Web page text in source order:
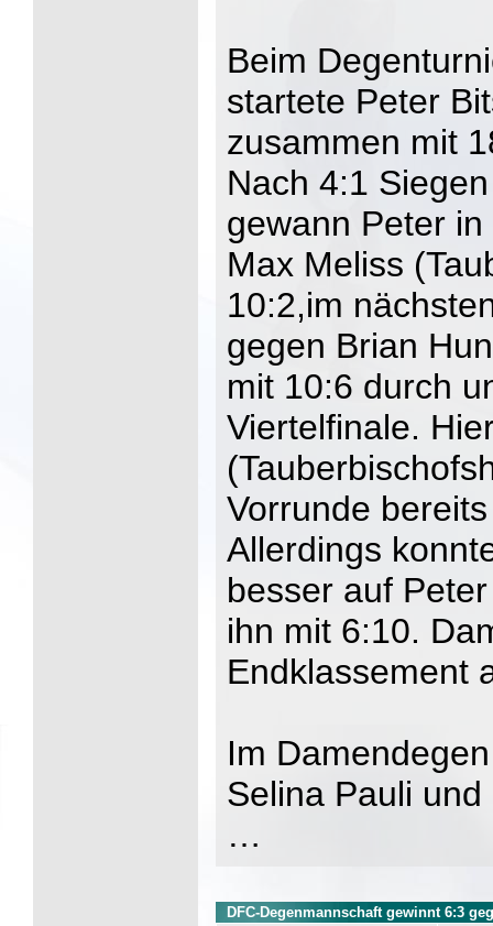
Beim
startete Peter
zusammen mit
Nach 4:1
gewann Peter
Max Meliss
10:2,im
gegen Brian
mit 10:6 durch
Viertelfinale.
Vorrunde
Allerdings
besser auf
ihn mit 6:10.
Endklassement
Im
Selina Pauli
…
DFC-Degenmannschaft gewinnt 6:3